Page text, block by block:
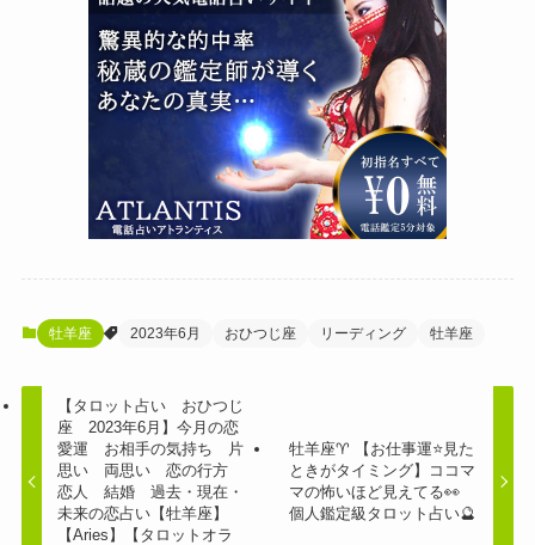
牡羊座 2023年6月 おひつじ座 リーディング 牡羊座
【タロット占い おひつじ
座 2023年6月】今月の恋
愛運 お相手の気持ち 片
思い 両思い 恋の行方
恋人 結婚 過去・現在・
未来の恋占い【牡羊座】
【Aries】【タロットオラ
牡羊座♈️ 【お仕事運⭐見た
ときがタイミング】ココマ
マの怖いほど見えてる👀
個人鑑定級タロット占い🔮